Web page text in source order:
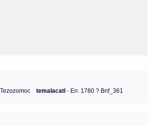
temalacatl- En: 1780 ? Bnf_361